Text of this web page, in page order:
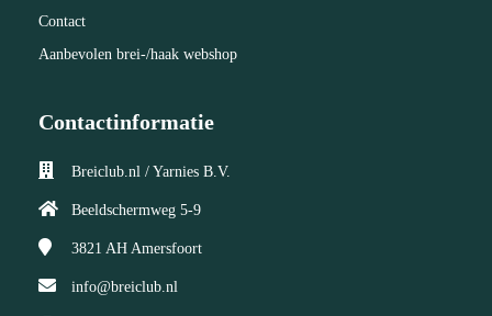
Contact
Aanbevolen brei-/haak webshop
Contactinformatie
Breiclub.nl / Yarnies B.V.
Beeldschermweg 5-9
3821 AH Amersfoort
info@breiclub.nl